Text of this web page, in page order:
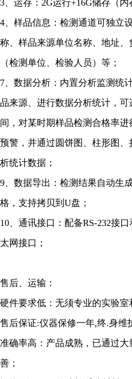
3、运存：2G运行+16G储存（内
4、 样品信息：检测通道可独立
称、样品来源单位名称、地址
（检测单位、检验人员）等；
7、 数据分析：内置分析监测统
品来源、进行数据分析统计，
间，对某时期样品检测合格率进
预警，并通过圆饼图、柱形图
析统计数据；
9、数据导出：检测结果自动生
格，支持拷贝到U盘；
10、 通讯接口：配备RS-232接
太网接口；
售后、运输：
硬件要求低：无须专业的实验室
售后保证:仪器保修一年,终.身维
准确率高：产品成熟，已通过
善；